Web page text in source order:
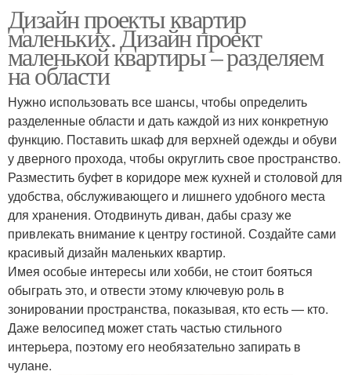
Дизайн проекты квартир
маленьких. Дизайн проект
маленькой квартиры – разделяем
на области
Нужно использовать все шансы, чтобы определить
разделенные области и дать каждой из них конкретную
функцию. Поставить шкаф для верхней одежды и обуви
у дверного прохода, чтобы округлить свое пространство.
Разместить буфет в коридоре меж кухней и столовой для
удобства, обслуживающего и лишнего удобного места
для хранения. Отодвинуть диван, дабы сразу же
привлекать внимание к центру гостиной. Создайте сами
красивый дизайн маленьких квартир.
Имея особые интересы или хобби, не стоит бояться
обыграть это, и отвести этому ключевую роль в
зонировании пространства, показывая, кто есть — кто.
Даже велосипед может стать частью стильного
интерьера, поэтому его необязательно запирать в
чулане.